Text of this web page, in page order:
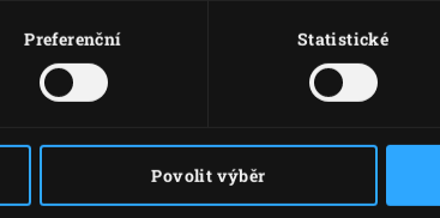
Preferenční Statistické
Povolit výběr
první značka
bylo postupně
výjimečnými
jídel, odolnosti a